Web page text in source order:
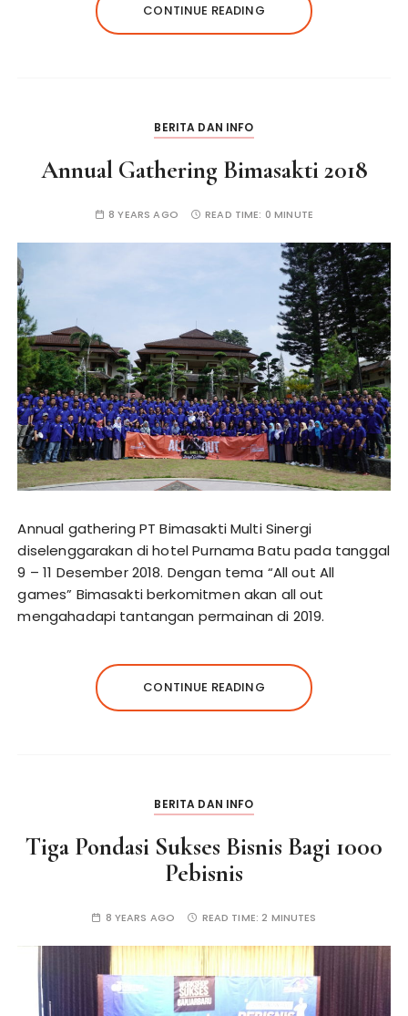
CONTINUE READING
BERITA DAN INFO
Annual Gathering Bimasakti 2018
8 YEARS AGO READ TIME: 0 MINUTE
Annual gathering PT Bimasakti Multi Sinergi
diselenggarakan di hotel Purnama Batu pada tanggal
9 – 11 Desember 2018. Dengan tema “All out All
games” Bimasakti berkomitmen akan all out
mengahadapi tantangan permainan di 2019.
CONTINUE READING
BERITA DAN INFO
Tiga Pondasi Sukses Bisnis Bagi 1000
Pebisnis
8 YEARS AGO READ TIME:2 MINUTES